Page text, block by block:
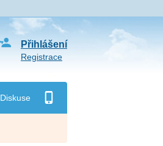
Diskuse
Přihlášení
Registrace